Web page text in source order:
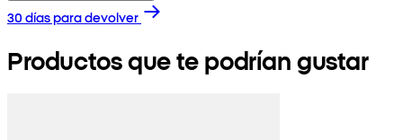
30 días para devolver
Productos que te podrían gustar